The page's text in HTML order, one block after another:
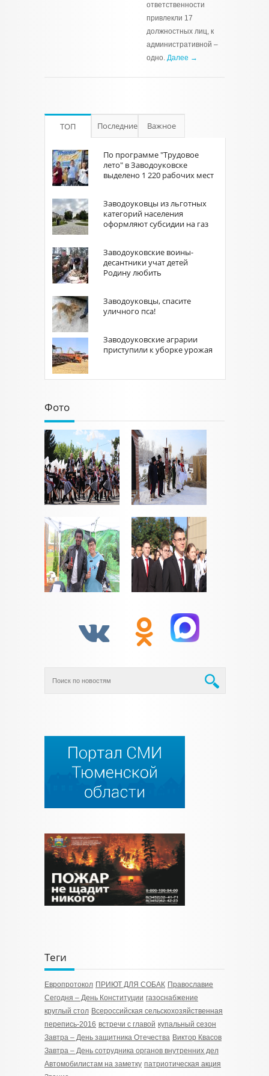
ответственности
привлекли 17
должностных лиц, к
административной –
одно. Далее →
ТОП Последние Важное
По программе "Трудовое
лето" в Заводоуковске
выделено 1 220 рабочих мест
Заводоуковцы из льготных
категорий населения
оформляют субсидии на газ
Заводоуковские воины-
десантники учат детей
Родину любить
Заводоуковцы, спасите
уличного пса!
Заводоуковские аграрии
приступили к уборке урожая
Фото
Теги
Европротокол ПРИЮТ ДЛЯ СОБАК Православие
Сегодня – День Конституции газоснабжение
круглый стол Всероссийская сельскохозяйственная
перепись-2016 встречи с главой купальный сезон
Завтра – День защитника Отечества Виктор Квасов
Завтра – День сотрудника органов внутренних дел
Автомобилистам на заметку патриотическая акция